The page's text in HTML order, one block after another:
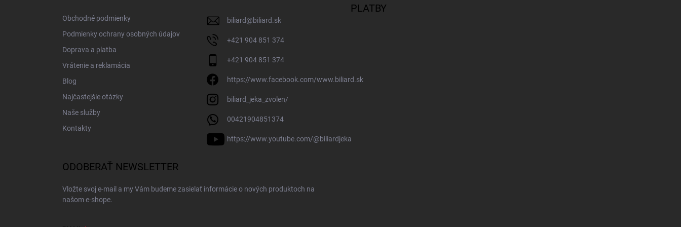
Obchodné podmienky
Podmienky ochrany osobných údajov
Doprava a platba
Vrátenie a reklamácia
Blog
Najčastejšie otázky
Naše služby
Kontakty
biliard@biliard.sk
+421 904 851 374
+421 904 851 374
https://www.facebook.com/www.biliard.sk
biliard_jeka_zvolen/
00421904851374
https://www.youtube.com/@biliardjeka
PLATBY
ODOBERAŤ NEWSLETTER
Vložte svoj e-mail a my Vám budeme zasielať informácie o nových produktoch na
našom e-shope.